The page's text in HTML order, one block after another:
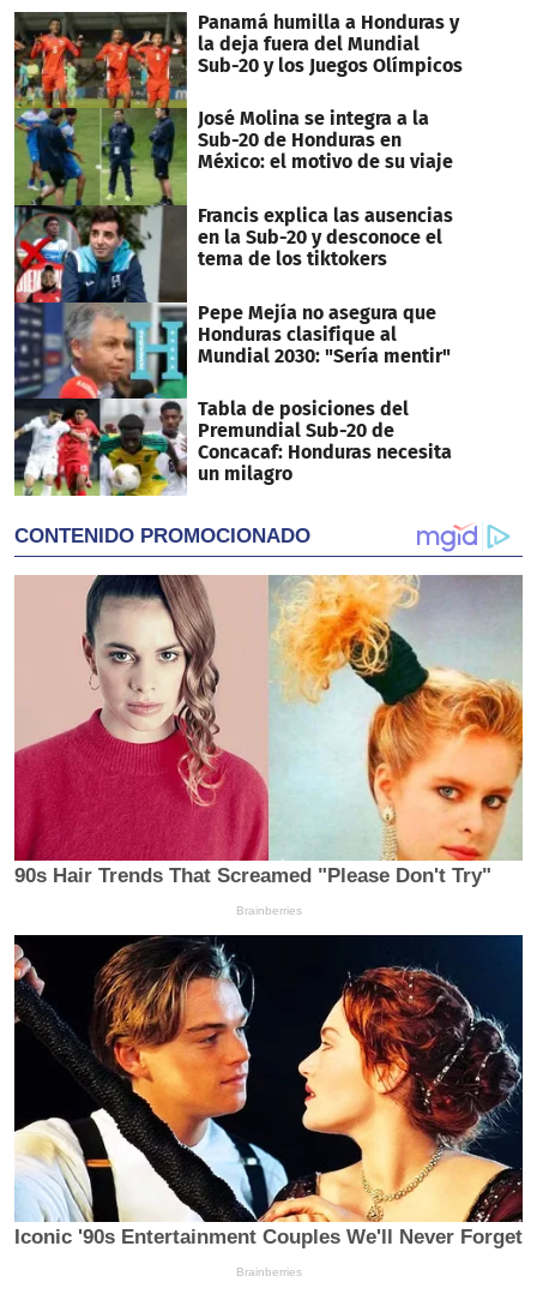
Panamá humilla a Honduras y
la deja fuera del Mundial
Sub-20 y los Juegos Olímpicos
José Molina se integra a la
Sub-20 de Honduras en
México: el motivo de su viaje
Francis explica las ausencias
en la Sub-20 y desconoce el
tema de los tiktokers
Pepe Mejía no asegura que
Honduras clasifique al
Mundial 2030: "Sería mentir"
Tabla de posiciones del
Premundial Sub-20 de
Concacaf: Honduras necesita
un milagro